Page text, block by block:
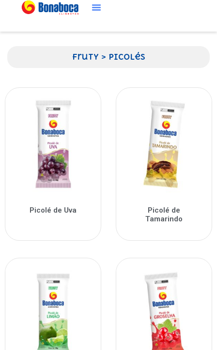
Fruty > Picolés
Picolé de Uva
Picolé de
Tamarindo